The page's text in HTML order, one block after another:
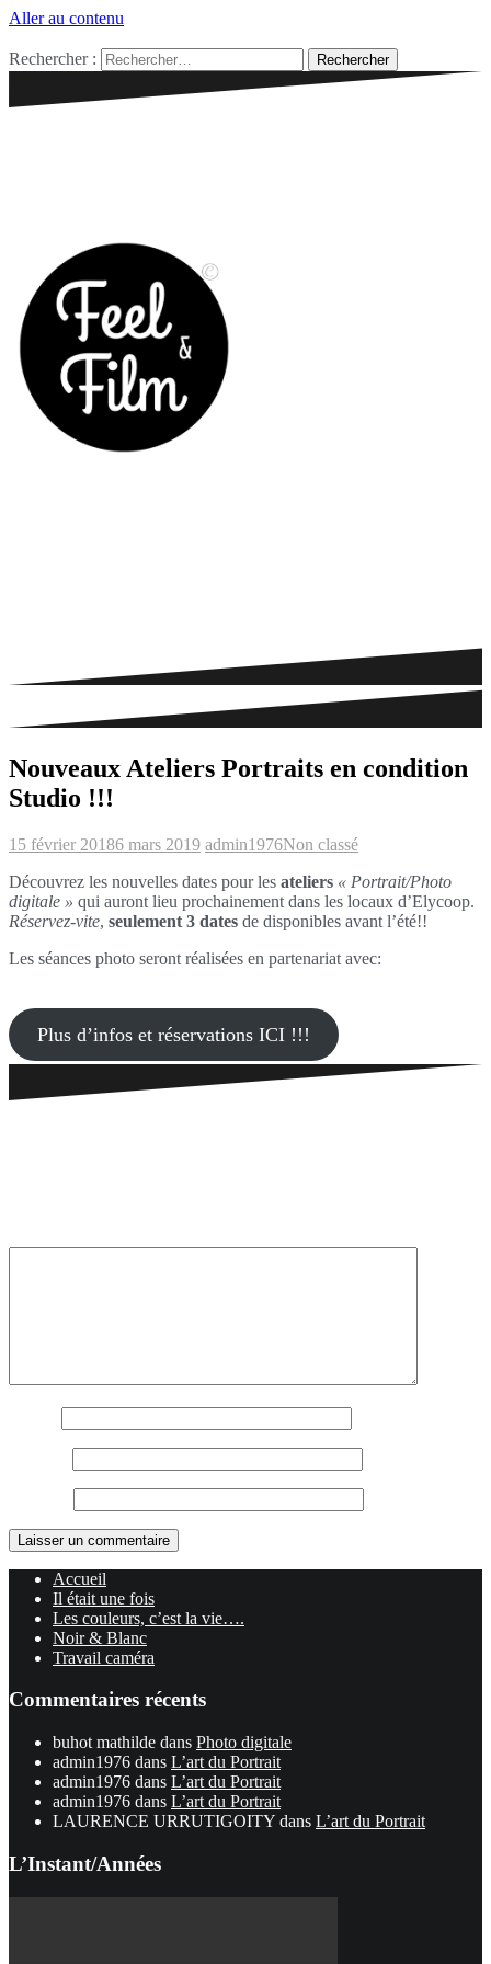
Aller au contenu
Rechercher :
Nouveaux Ateliers Portraits en condition
Studio !!!
15 février 20186 mars 2019 admin1976Non classé
Découvrez les nouvelles dates pour les ateliers « Portrait/Photo
digitale » qui auront lieu prochainement dans les locaux d’Elycoop.
Réservez-vite, seulement 3 dates de disponibles avant l’été!!
Les séances photo seront réalisées en partenariat avec:
Plus d’infos et réservations ICI !!!
Accueil
Il était une fois
Les couleurs, c’est la vie….
Noir & Blanc
Travail caméra
Commentaires récents
buhot mathilde dans Photo digitale
admin1976 dans L’art du Portrait
admin1976 dans L’art du Portrait
admin1976 dans L’art du Portrait
LAURENCE URRUTIGOITY dans L’art du Portrait
L’Instant/Années